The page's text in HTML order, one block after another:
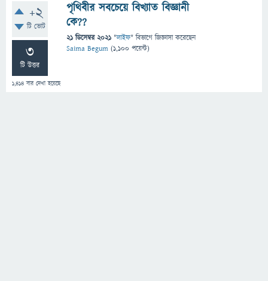
+2
টি ভোট
3
টি উত্তর
1,414 বার দেখা হয়েছে
পৃথিবীর সবচেয়ে বিখ্যাত বিজ্ঞানী
কে??
21 ডিসেম্বর 2021 "লাইফ" বিভাগে জিজ্ঞাসাকরেছেন
Saima Begum (1,100 পয়েন্ট)